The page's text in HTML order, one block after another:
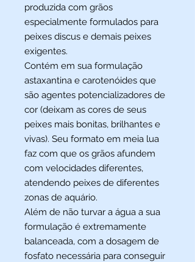
produzida com grãos
especialmente formulados para
peixes discus e demais peixes
exigentes.
Contém em sua formulação
astaxantina e carotenóides que
são agentes potencializadores de
cor (deixam as cores de seus
peixes mais bonitas, brilhantes e
vivas). Seu formato em meia lua
faz com que os grãos afundem
com velocidades diferentes,
atendendo peixes de diferentes
zonas de aquário.
Além de não turvar a água a sua
formulação é extremamente
balanceada, com a dosagem de
fosfato necessária para conseguir